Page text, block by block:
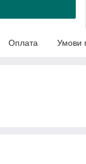
Оплата Умови